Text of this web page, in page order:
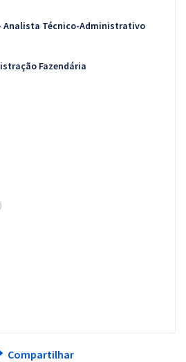
Analista Técnico-Administrativo
Fazendária
Compartilhar